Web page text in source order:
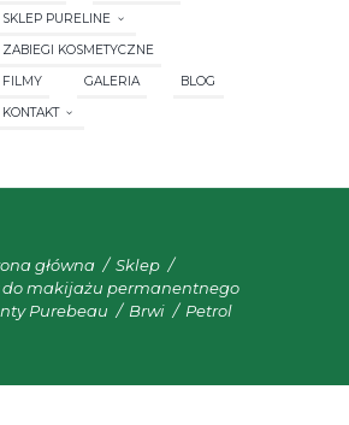
SKLEP PURELINE
ZABIEGI KOSMETYCZNE
FILMY
GALERIA
BLOG
KONTAKT
główna
Sklep
makijażu permanentnego
Purebeau
Brwi Petrol